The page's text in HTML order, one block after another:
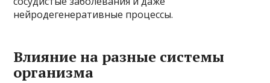
нейродегенеративные процессы.
Влияние на разные системы
организма